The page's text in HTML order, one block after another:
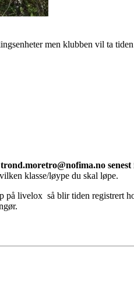
men klubben vil ta tiden
senest
klasse/løype du skal løpe.
på livelox så blir tiden registrert